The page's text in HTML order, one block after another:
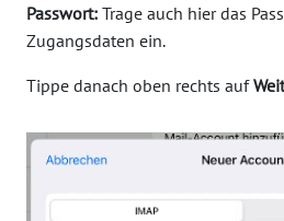
Passwort: Trage auch hier das
Zugangsdaten ein.
Tippe danach oben rechts auf